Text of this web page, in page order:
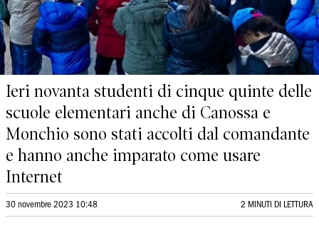
Ieri novanta studenti di cinque quinte delle
scuole elementari anche di Canossa e
Monchio sono stati accolti dal comandante
e hanno anche imparato come usare
Internet
30 novembre 2023 10:48 2 MINUTI DI LETTURA